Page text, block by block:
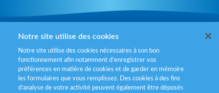
Mentions légales
Politiques de gestion des cookies
Politique données personnelles
Notre site utilise des cookies
Notre site utilise des cookies nécessaires à son bon
fonctionnement afin notamment d’enregistrer vos
préférences en matière de cookies et de garder en mémoire
les formulaires que vous remplissez. Des cookies à des fins
d’analyse de votre activité peuvent également être déposés